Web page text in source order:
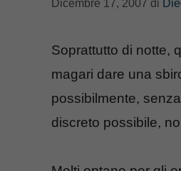
Dicembre 17, 2007 di
Soprattutto di notte,
magari dare una
possibilmente,
discreto possibile,